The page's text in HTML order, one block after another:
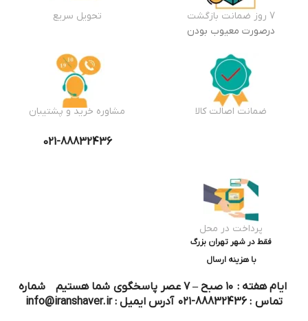
7 روز ضمانت بازگشت
درصورت معیوب بودن
تحویل سریع
ضمانت اصالت کالا مشاوره خرید و پشتیبان
021-88832436
پرداخت در محل
فقط در شهر تهران بزرگ
با هزینه ارسال
ایام هفته : ۱۰ صبح – ۷ عصر پاسخگوی شما هستیم شماره
تماس : 88832436-۰۲۱ آدرس ایمیل : info@iranshaver.ir